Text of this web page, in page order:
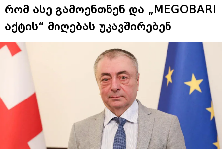
რომ ასე გამოენთნენ და „MEGOBARI
აქტის“ მიღებას უკავშირებენ